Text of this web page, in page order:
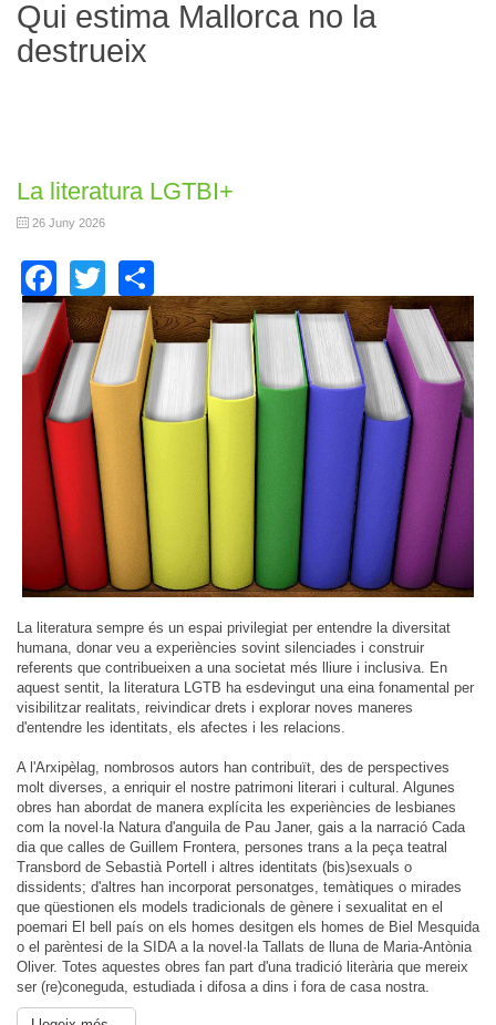
Qui estima Mallorca no la
destrueix
La literatura LGTBI+
26 Juny 2026
Facebook
Twitter
La literatura sempre és un espai privilegiat per entendre la diversitat
humana, donar veu a experiències sovint silenciades i construir
referents que contribueixen a una societat més lliure i inclusiva. En
aquest sentit, la literatura LGTB ha esdevingut una eina fonamental per
visibilitzar realitats, reivindicar drets i explorar noves maneres
d'entendre les identitats, els afectes i les relacions.
A l'Arxipèlag, nombrosos autors han contribuït, des de perspectives
molt diverses, a enriquir el nostre patrimoni literari i cultural. Algunes
obres han abordat de manera explícita les experiències de lesbianes
com la novel·la Natura d'anguila de Pau Janer, gais a la narració Cada
dia que calles de Guillem Frontera, persones trans a la peça teatral
Transbord de Sebastià Portell i altres identitats (bis)sexuals o
dissidents; d'altres han incorporat personatges, temàtiques o mirades
que qüestionen els models tradicionals de gènere i sexualitat en el
poemari El bell país on els homes desitgen els homes de Biel Mesquida
o el parèntesi de la SIDA a la novel·la Tallats de lluna de Maria-Antònia
Oliver. Totes aquestes obres fan part d'una tradició literària que mereix
ser (re)coneguda, estudiada i difosa a dins i fora de casa nostra.